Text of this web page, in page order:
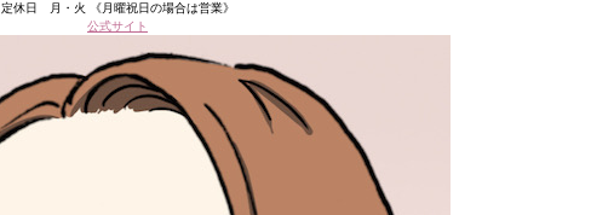
定休日 月・火 《月曜祝日の場合は営業》
公式サイト